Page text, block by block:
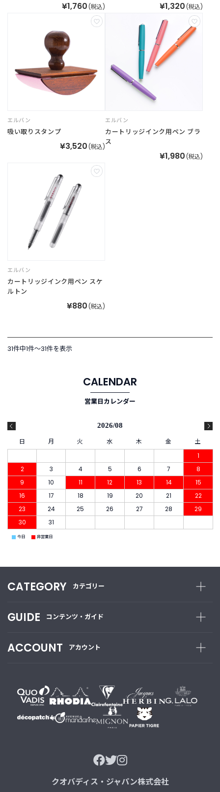
¥1,760 (税込) ¥1,320 (税込)
エルバン
吸い取りスタンプ
¥3,520 (税込)
エルバン
カートリッジインク用ペン ブラ
ス
¥1,980 (税込)
エルバン
カートリッジインク用ペン スケ
ルトン
¥880 (税込)
31件中1件〜31件を表示
CALENDAR
営業日カレンダー
2026/08
日 月 火 水 木 金
土
1
2
3 4 5 6 7
8
9
10 11 12 13 14
15
16
17 18 19 20 21
22
23
24 25 26 27 28
29
30
31
■ 今日 ■ 非営業日
CATEGORY カテゴリー
GUIDE コンテンツ・ガイド
ACCOUNT アカウント
クオバディス・ジャパン株式会社